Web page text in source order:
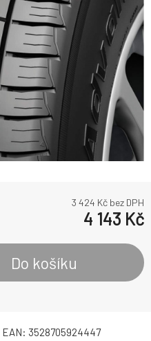
3 424 Kč bez DPH
4 143 Kč
Do košíku
EAN: 3528705924447